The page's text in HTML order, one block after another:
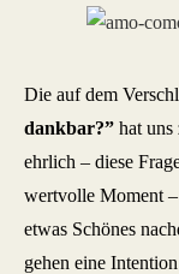
Die auf dem
dankbar?” hat uns
ehrlich – diese
wertvolle Moment
etwas Schönes
gehen eine